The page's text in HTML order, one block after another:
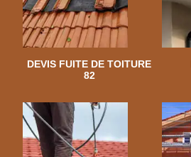
DEVIS FUITE DE TOITURE
82